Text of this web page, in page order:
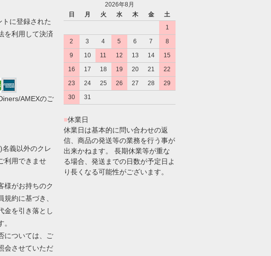
に登録された
を利用して決済
AMEXのご
義以外のクレ
利用できませ
様がお持ちのク
規約に基づき、
金を引き落とし
については、ご
会させていただ
2026年8月
日
月 火 水 木 金
土
1
2
3 4 5 6 7
8
9
10 11 12 13 14
15
16
17 18 19 20 21
22
23
24 25 26 27 28
29
30
31
■休業日
休業日は基本的に問い合わせの返
信、商品の発送等の業務を行う事が
出来かねます。 長期休業等が重な
る場合、発送までの日数が予定日よ
り長くなる可能性がございます。